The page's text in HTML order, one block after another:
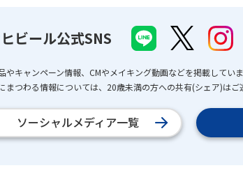
ビール公式SNS
やキャンペーン情報、CMやメイキング動画などを掲載していま
まつわる情報については、20歳未満の方への共有(シェア)はご
ソーシャルメディア一覧